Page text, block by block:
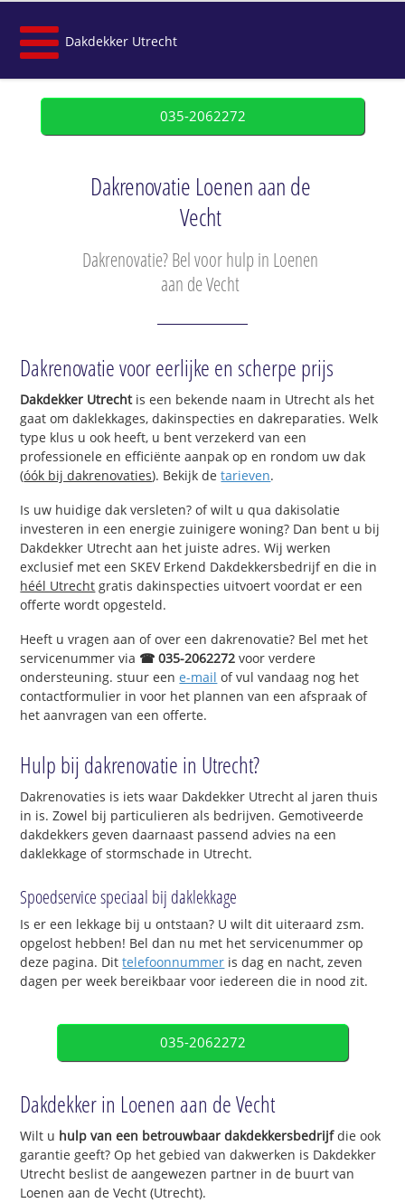
Dakdekker Utrecht
035-2062272
Dakrenovatie Loenen aan de
Vecht
Dakrenovatie? Bel voor hulp in Loenen
aan de Vecht
Dakrenovatie voor eerlijke en scherpe prijs
Dakdekker Utrechtis een bekende naam in Utrecht als het
gaat om daklekkages, dakinspecties en dakreparaties. Welk
type klus u ook heeft, u bent verzekerd van een
professionele en efficiënte aanpak op en rondom uw dak
(óók bij dakrenovaties). Bekijk detarieven.
Is uw huidige dak versleten? of wilt u qua dakisolatie
investeren in een energie zuinigere woning? Dan bent u bij
Dakdekker Utrecht aan het juiste adres. Wij werken
exclusief met een SKEV Erkend Dakdekkersbedrijf en die in
héél Utrecht gratis dakinspecties uitvoert voordat er een
offerte wordt opgesteld.
Heeft u vragen aan of over een dakrenovatie? Bel met het
servicenummer via ☎ 035-2062272 voor verdere
ondersteuning. stuur eene-mail of vul vandaag nog het
contactformulier in voor het plannen van een afspraak of
het aanvragen van een offerte.
Hulp bij dakrenovatie in Utrecht?
Dakrenovaties is iets waar Dakdekker Utrecht al jaren thuis
in is. Zowel bij particulieren als bedrijven. Gemotiveerde
dakdekkers geven daarnaast passend advies na een
daklekkage of stormschade in Utrecht.
Spoedservice speciaal bij daklekkage
Is er een lekkage bij u ontstaan? U wilt dit uiteraard zsm.
opgelost hebben! Bel dan nu met het servicenummer op
deze pagina. Dittelefoonnummer is dag en nacht, zeven
dagen per week bereikbaar voor iedereen die in nood zit.
035-2062272
Dakdekker in Loenen aan de Vecht
Wilt u hulp van een betrouwbaar dakdekkersbedrijfdie ook
garantie geeft? Op het gebied van dakwerken is Dakdekker
Utrecht beslist de aangewezen partner in de buurt van
Loenen aan de Vecht (Utrecht).